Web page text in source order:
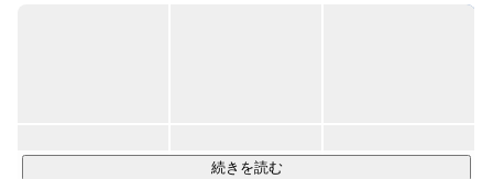
飲食店様やメーカー様の成長、ひいては日本全体の食の発展
続きを読む